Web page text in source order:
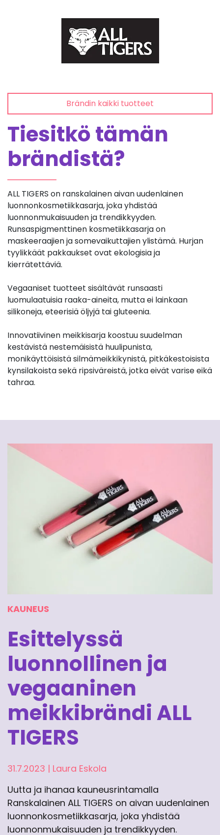
Brändin kaikki tuotteet
Tiesitkö tämän
brändistä?
ALL TIGERS on ranskalainen aivan uudenlainen
luonnonkosmetiikkasarja, joka yhdistää
luonnonmukaisuuden ja trendikkyyden.
Runsaspigmenttinen kosmetiikkasarja on
maskeeraajien ja somevaikuttajien ylistämä. Hurjan
tyylikkäät pakkaukset ovat ekologisia ja
kierrätettäviä.
Vegaaniset tuotteet sisältävät runsaasti
luomulaatuisia raaka-aineita, mutta ei lainkaan
silikoneja, eteerisiä öljyjä tai gluteenia.
Innovatiivinen meikkisarja koostuu suudelman
kestävistä nestemäisistä huulipunista,
monikäyttöisistä silmämeikkikynistä, pitkäkestoisista
kynsilakoista sekä ripsiväreistä, jotka eivät varise eikä
tahraa.
KAUNEUS
Esittelyssä
luonnollinen ja
vegaaninen
meikkibrändi ALL
TIGERS
31.7.2023 | Laura Eskola
Uutta ja ihanaa kauneusrintamalla
Ranskalainen ALL TIGERS on aivan uudenlainen
luonnonkosmetiikkasarja, joka yhdistää
luonnonmukaisuuden ja trendikkyyden.